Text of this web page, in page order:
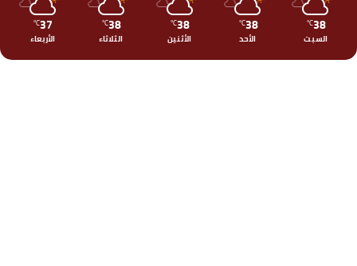
38
℃
السبت
38
℃
الأحد
38
℃
الأثنين
38
℃
الثلاثاء
37
℃
الأربعاء